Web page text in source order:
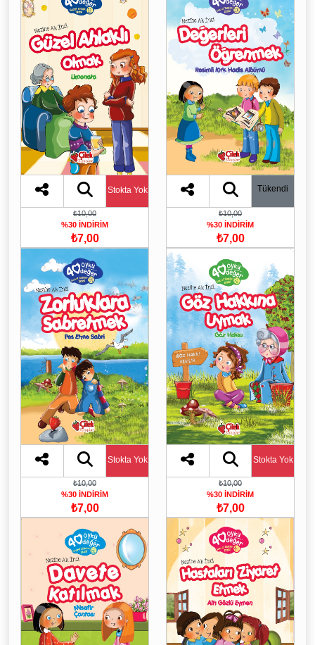
Stokta Yok
₺10,00
%30 İNDİRİM
₺7,00
Tükendi
₺10,00
%30 İNDİRİM
₺7,00
Stokta Yok
₺10,00
%30 İNDİRİM
₺7,00
Stokta Yok
₺10,00
%30 İNDİRİM
₺7,00